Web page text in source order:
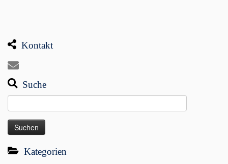
Kontakt
Suche
nach:
Kategorien